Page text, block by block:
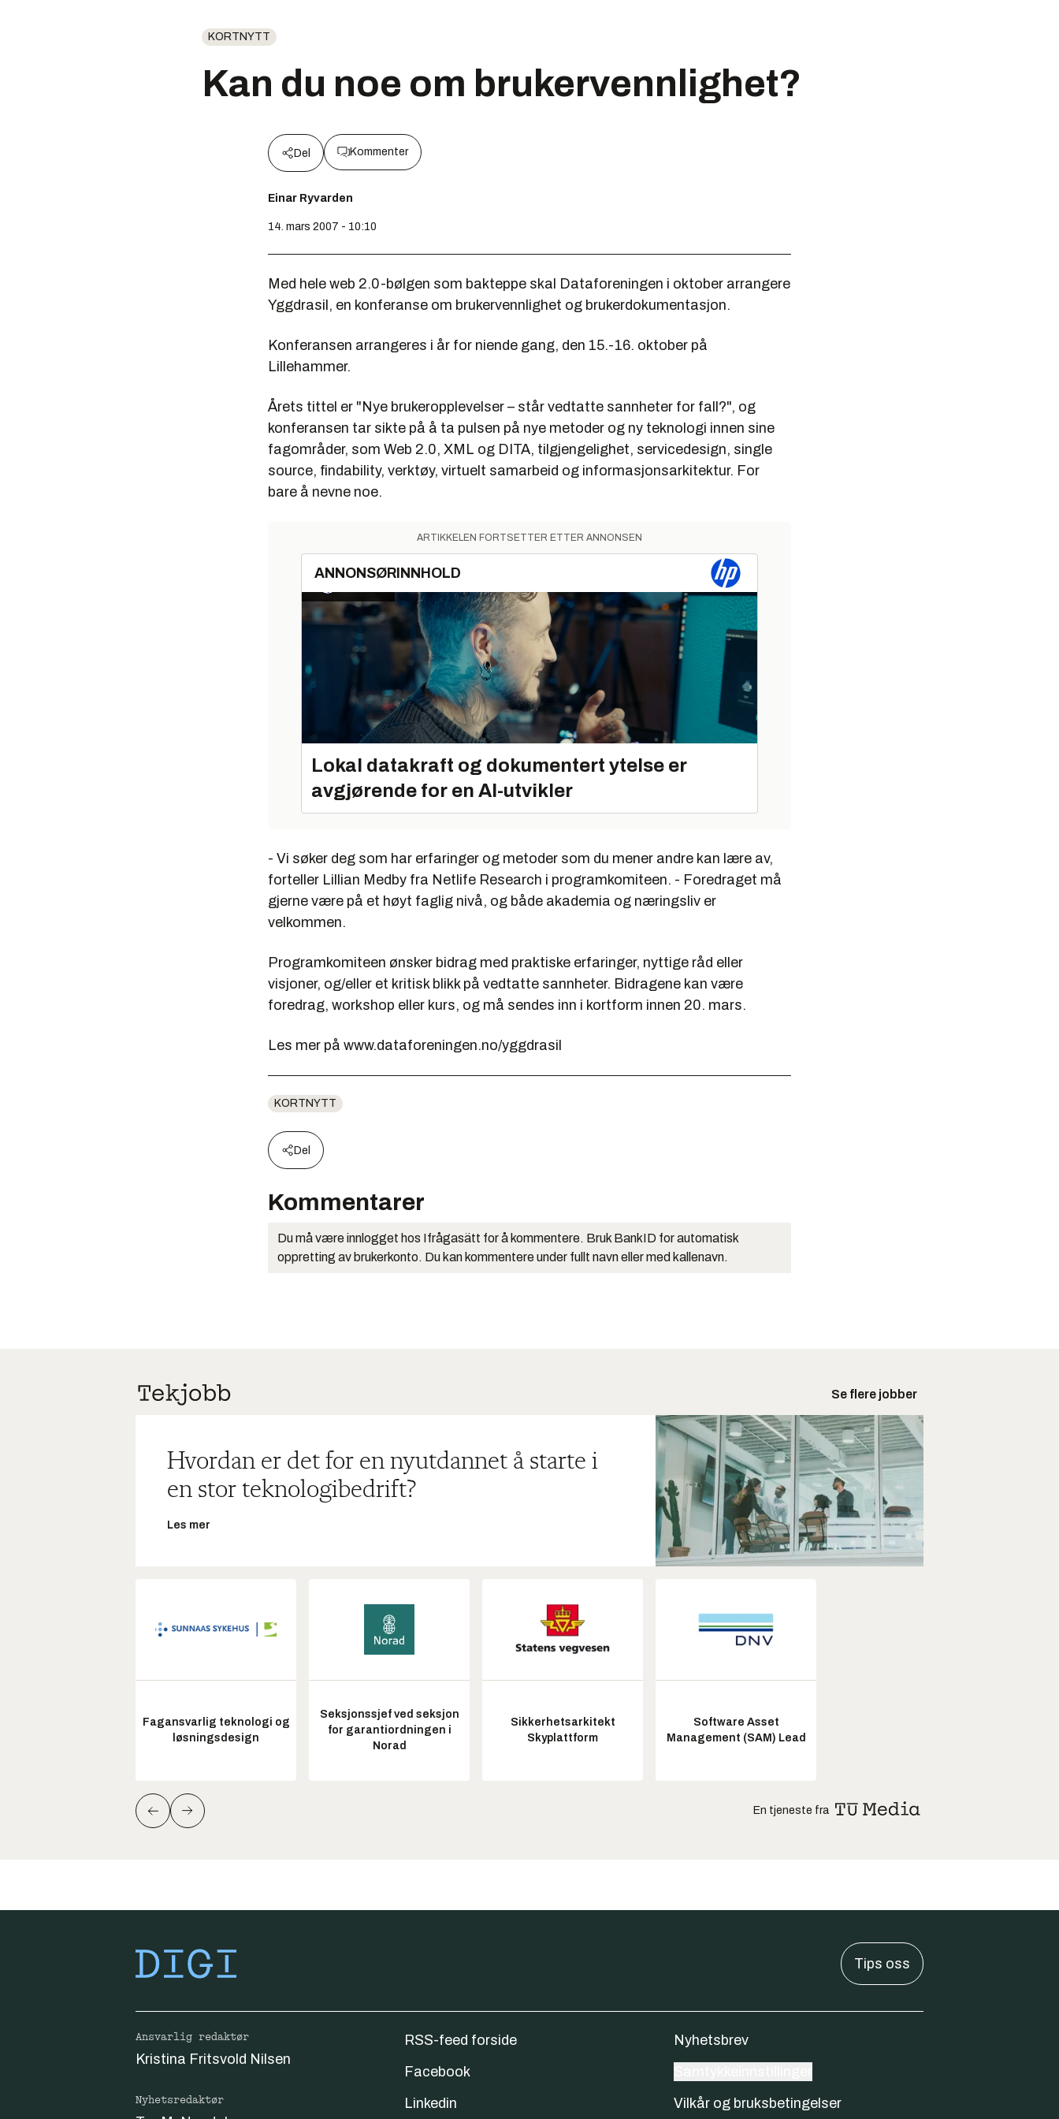
KORTNYTT
Kan du noe om brukervennlighet?
Del Kommenter
Einar Ryvarden
14. mars 2007 - 10:10
Med hele web 2.0-bølgen som bakteppe skal Dataforeningen i oktober arrangere
Yggdrasil, en konferanse om brukervennlighet og brukerdokumentasjon.
Konferansen arrangeres i år for niende gang, den 15.-16. oktober på
Lillehammer.
Årets tittel er "Nye brukeropplevelser – står vedtatte sannheter for fall?", og
konferansen tar sikte på å ta pulsen på nye metoder og ny teknologi innen sine
fagområder, som Web 2.0, XML og DITA, tilgjengelighet, servicedesign, single
source, findability, verktøy, virtuelt samarbeid og informasjonsarkitektur. For
bare å nevne noe.
ARTIKKELEN FORTSETTER ETTER ANNONSEN
ANNONSØRINNHOLD
Lokal datakraft og dokumentert ytelse er
avgjørende for en AI-utvikler
- Vi søker deg som har erfaringer og metoder som du mener andre kan lære av,
forteller Lillian Medby fra Netlife Research i programkomiteen. - Foredraget må
gjerne være på et høyt faglig nivå, og både akademia og næringsliv er
velkommen.
Programkomiteen ønsker bidrag med praktiske erfaringer, nyttige råd eller
visjoner, og/eller et kritisk blikk på vedtatte sannheter. Bidragene kan være
foredrag, workshop eller kurs, og må sendes inn i kortform innen 20. mars.
Les mer på www.dataforeningen.no/yggdrasil
KORTNYTT
Del
Kommentarer
Du må være innlogget hos Ifrågasätt for å kommentere. Bruk BankID for automatisk
oppretting av brukerkonto. Du kan kommentere under fullt navn eller med kallenavn.
Se flere jobber
Hvordan er det for en nyutdannet å starte i
en stor teknologibedrift?
Les mer
Fagansvarlig teknologi og
løsningsdesign
Seksjonssjef ved seksjon
for garantiordningen i
Norad
Sikkerhetsarkitekt
Skyplattform
Software Asset
Management (SAM) Lead
En tjeneste fra
Tips oss
Ansvarlig redaktør
Kristina Fritsvold Nilsen
Nyhetsredaktør
RSS-feed forside
Facebook
Linkedin
Nyhetsbrev
Vilkår og bruksbetingelser